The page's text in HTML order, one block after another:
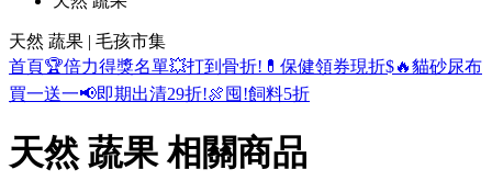
天然 蔬果 | 毛孩市集
首頁🏆倍力得獎名單💥打到骨折! 💊保健領券現折$🔥貓砂尿布
買一送一📢即期出清29折!🍖囤!飼料5折
天然 蔬果 相關商品